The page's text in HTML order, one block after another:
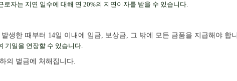
로자는 지연 일수에 대해 연 20%의 지연이자를 받을 수 있습니다.
한 때부터 14일 이내에 임금, 보상금, 그 밖에 모든 금품을 지급해야 합니
기일을 연장할 수 있습니다.
의 벌금에 처해집니다.